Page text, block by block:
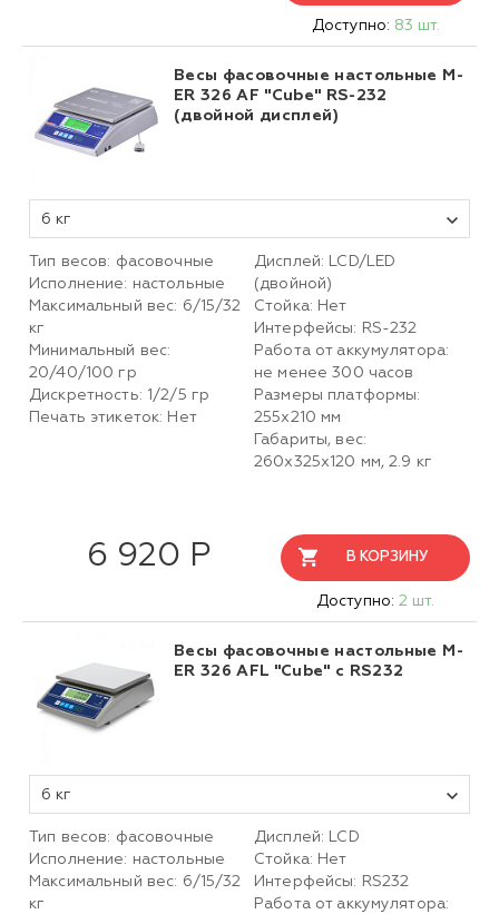
Доступно: 83 шт.
Весы фасовочные настольные M-
ER 326 AF "Cube" RS-232
(двойной дисплей)
6 кг
Тип весов: фасовочные
Исполнение: настольные
Максимальный вес: 6/15/32
кг
Минимальный вес:
20/40/100 гр
Дискретность: 1/2/5 гр
Печать этикеток: Нет
Дисплей: LCD/LED
(двойной)
Стойка: Нет
Интерфейсы: RS-232
Работа от аккумулятора:
не менее 300 часов
Размеры платформы:
255х210 мм
Габариты, вес:
260х325х120 мм, 2.9 кг
6 920 Р В КОРЗИНУ
Доступно: 2 шт.
Весы фасовочные настольные M-
ER 326 AFL "Cube" с RS232
6 кг
Тип весов: фасовочные
Исполнение: настольные
Максимальный вес: 6/15/32
кг
Дисплей: LCD
Стойка: Нет
Интерфейсы: RS232
Работа от аккумулятора: